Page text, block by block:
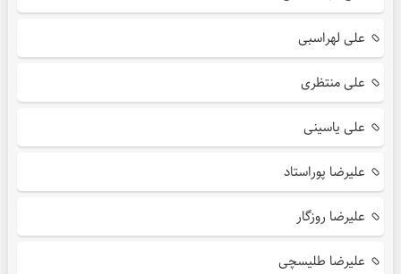
علی لهراسبی
علی منتظری
علی یاسینی
علیرضا پوراستاد
علیرضا روزگار
علیرضا طلیسچی